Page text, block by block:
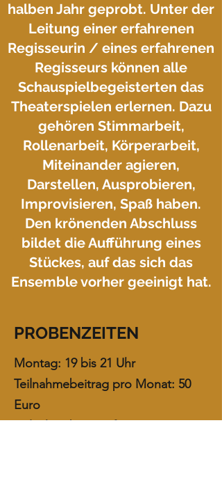
halben Jahr geprobt. Unter der
Leitung einer erfahrenen
Regisseurin / eines erfahrenen
Regisseurs können alle
Schauspielbegeisterten das
Theaterspielen erlernen. Dazu
gehören Stimmarbeit,
Rollenarbeit, Körperarbeit,
Miteinander agieren,
Darstellen, Ausprobieren,
Improvisieren, Spaß haben.
Den krönenden Abschluss
bildet die Aufführung eines
Stückes, auf das sich das
Ensemble vorher geeinigt hat.
PROBENZEITEN
Montag: 19 bis 21 Uhr
Teilnahmebeitrag pro Monat: 50
Euro